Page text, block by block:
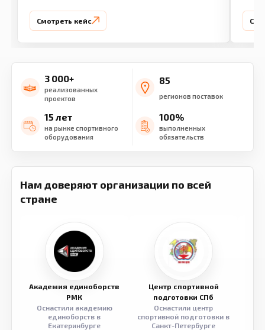
Смотреть кейс
3 000+
реализованных
проектов
85
регионов поставок
15 лет
на рынке спортивного
оборудования
100%
выполненных
обязательств
Нам доверяют организации по всей
стране
Академия единоборств
РМК
Оснастили академию
единоборств в
Екатеринбурге
Центр спортивной
подготовки СПб
Оснастили центр
спортивной подготовки в
Санкт-Петербурге